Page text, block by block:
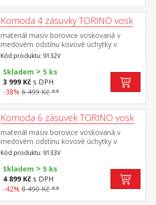
Komoda 4 zásuvky TORINO vosk
materiál masiv borovice voskovaná v
medovém odstínu kovové úchytky v
barevném provedení černěná mosaz čtyři
zásuvky s kovovými pojezdy
Kód produktu: 9132V
Skladem > 5 ks
3 999 Kč s DPH
-38% 6 499 Kč **
Komoda 6 zásuvek TORINO vosk
materiál masiv borovice voskovaná v
medovém odstínu kovové úchytky v
barevném provedení černěná mosaz šest
zásuvek s kovovými pojezdy
Kód produktu: 9133V
Skladem > 5 ks
4 899 Kč s DPH
-42% 8 490 Kč **